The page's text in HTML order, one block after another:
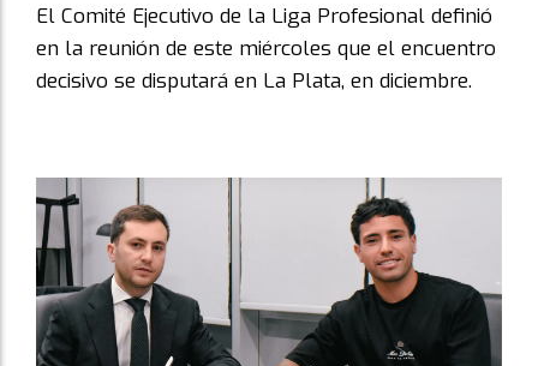
El Comité Ejecutivo de la Liga Profesional definió
en la reunión de este miércoles que el encuentro
decisivo se disputará en La Plata, en diciembre.